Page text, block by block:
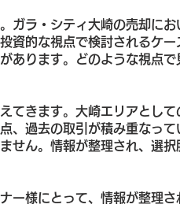
ガラ・シティ大崎の売却に
資的な視点で検討されるケ
あります。どのような視点
てきます。大崎エリアとし
、過去の取引が積み重なっ
せん。情報が整理され、選
ー様にとって、情報が整理